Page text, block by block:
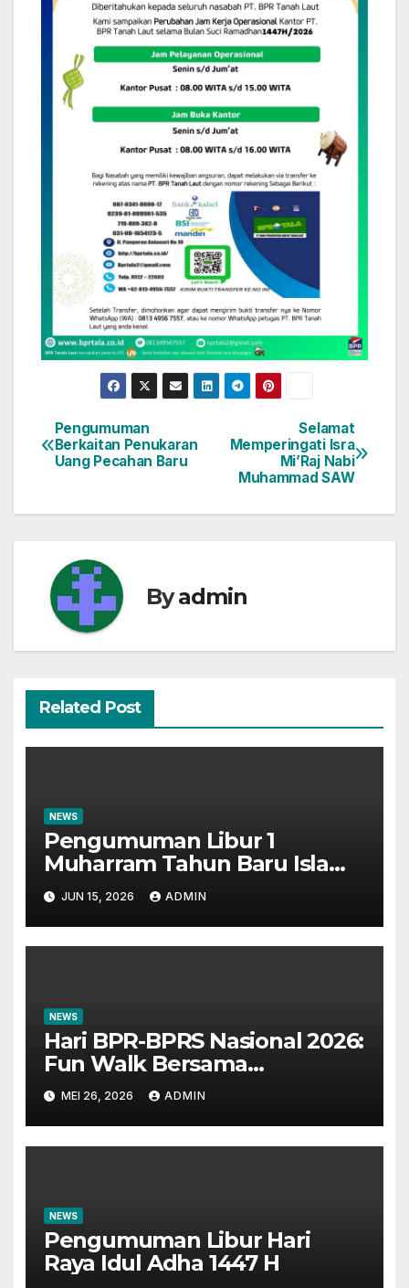
Navigasi
pos
Selamat
Memperingati Isra
Mi’Raj Nabi
Muhammad SAW
Pengumuman
Berkaitan Penukaran
Uang Pecahan Baru
Byadmin
Related Post
NEWS
Pengumuman Libur 1
Muharram Tahun Baru Islam
1448H
JUN 15, 2026 ADMIN
NEWS
Hari BPR-BPRS Nasional 2026:
Fun Walk Bersama
Masyarakat dan Insan
Perbankan
MEI 26, 2026 ADMIN
NEWS
Pengumuman Libur Hari
Raya Idul Adha 1447 H